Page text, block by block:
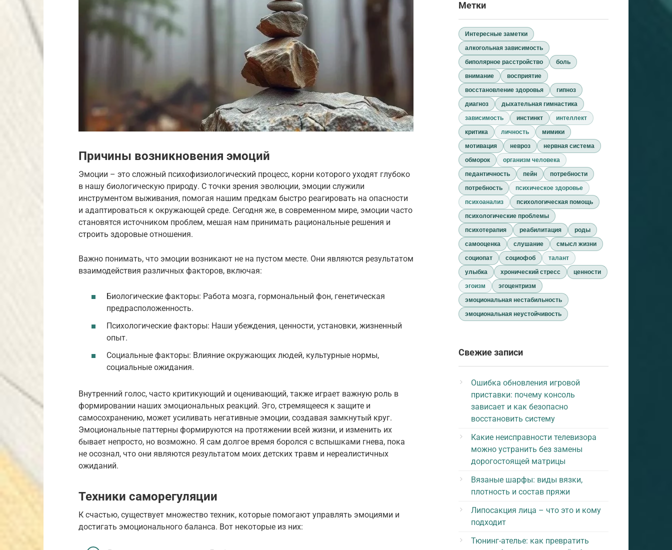
Причины возникновения эмоций
Эмоции – это сложный психофизиологический процесс, корни которого уходят глубоко
в нашу биологическую природу. С точки зрения эволюции, эмоции служили
инструментом выживания, помогая нашим предкам быстро реагировать на опасности
и адаптироваться к окружающей среде. Сегодня же, в современном мире, эмоции часто
становятся источником проблем, мешая нам принимать рациональные решения и
строить здоровые отношения.
Важно понимать, что эмоции возникают не на пустом месте. Они являются результатом
взаимодействия различных факторов, включая:
Биологические факторы: Работа мозга, гормональный фон, генетическая
предрасположенность.
Психологические факторы: Наши убеждения, ценности, установки, жизненный
опыт.
Социальные факторы: Влияние окружающих людей, культурные нормы,
социальные ожидания.
Внутренний голос, часто критикующий и оценивающий, также играет важную роль в
формировании наших эмоциональных реакций. Эго, стремящееся к защите и
самосохранению, может усиливать негативные эмоции, создавая замкнутый круг.
Эмоциональные паттерны формируются на протяжении всей жизни, и изменить их
бывает непросто, но возможно. Я сам долгое время боролся с вспышками гнева, пока
не осознал, что они являются результатом моих детских травм и нереалистичных
ожиданий.
Техники саморегуляции
К счастью, существует множество техник, которые помогают управлять эмоциями и
достигать эмоционального баланса. Вот некоторые из них:
Метки
Интересные заметки
алкогольная зависимость
биполярное расстройство
боль
внимание
восприятие
восстановление здоровья
гипноз
диагноз
дыхательная гимнастика
зависимость
инстинкт
интеллект
критика
личность
мимики
мотивация
невроз
нервная система
обморок
организм человека
педантичность
пейн
потребности
потребность
психическое здоровье
психоанализ
психологическая помощь
психологические проблемы
психотерапия
реабилитация
роды
самооценка
слушание
смысл жизни
социопат
социофоб
талант
улыбка
хронический стресс
ценности
эгоизм
эгоцентризм
эмоциональная нестабильность
эмоциональная неустойчивость
Свежие записи
Ошибка обновления игровой
приставки: почему консоль
зависает и как безопасно
восстановить систему
Какие неисправности телевизора
можно устранить без замены
дорогостоящей матрицы
Вязаные шарфы: виды вязки,
плотность и состав пряжи
Липосакция лица – что это и кому
подходит
Тюнинг-ателье: как превратить